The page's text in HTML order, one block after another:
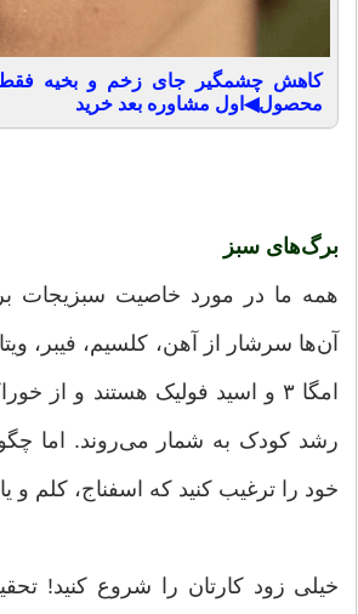
محصول◀اول مشاوره بعد خرید
برگ‌های سبز
همه ما در مورد خاصیت سبزیجات
امگا ۳ و اسید فولیک هستند و از
رشد کودک به شمار می‌روند. اما
خود را ترغیب کنید که اسفناج، کلم و
خیلی زود کارتان را شروع کنید!